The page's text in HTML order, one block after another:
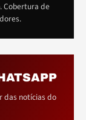
Cobertura de
das notícias do